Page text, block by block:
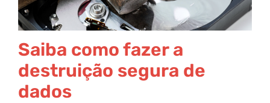
Saiba como fazer a
destruição segura de
dados